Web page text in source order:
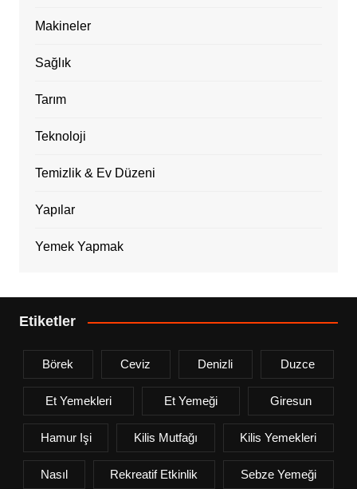
Makineler
Sağlık
Tarım
Teknoloji
Temizlik & Ev Düzeni
Yapılar
Yemek Yapmak
Etiketler
Börek Ceviz Denizli Duzce
Et Yemekleri Et Yemeği Giresun
Hamur Işi Kilis Mutfağı Kilis Yemekleri
Nasıl Rekreatif Etkinlik Sebze Yemeği